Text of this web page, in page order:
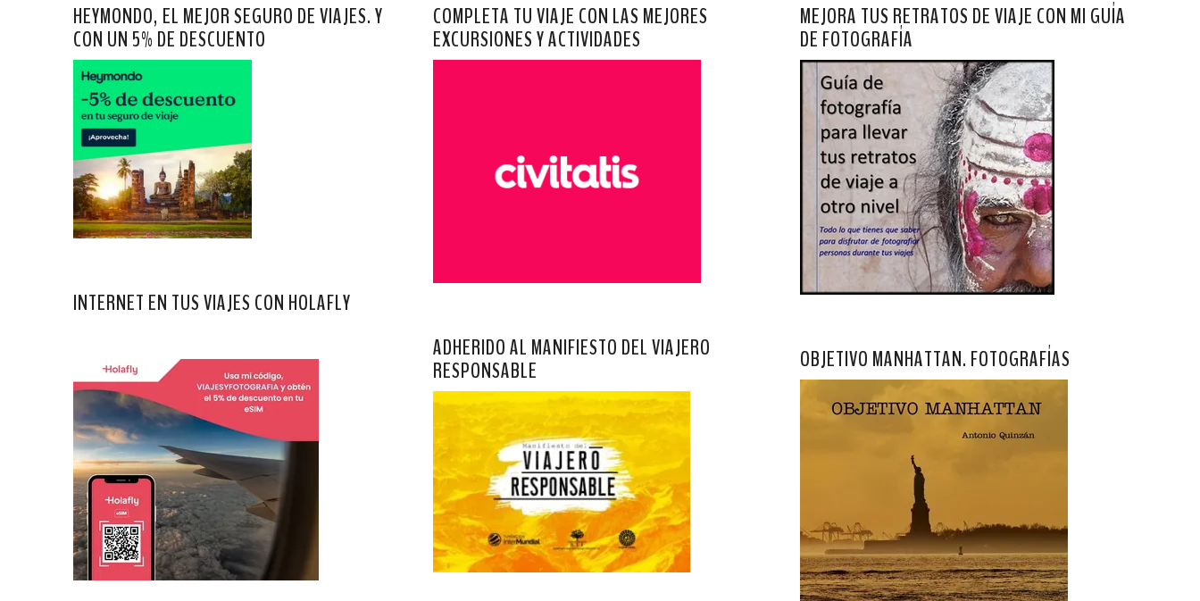
HEYMONDO, EL MEJOR SEGURO DE VIAJES. Y
CON UN 5% DE DESCUENTO
INTERNET EN TUS VIAJES CON HOLAFLY
COMPLETA TU VIAJE CON LAS MEJORES
EXCURSIONES Y ACTIVIDADES
ADHERIDO AL MANIFIESTO DEL VIAJERO
RESPONSABLE
MEJORA TUS RETRATOS DE VIAJE CON MI GUÍA
DE FOTOGRAFÍA
OBJETIVO MANHATTAN. FOTOGRAFÍAS